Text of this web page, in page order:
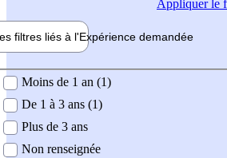
Appliquerle
filtres liés à l'Expérience demandée
demandée
Moins de 1 an (1)
De 1 à 3 ans (1)
Plus de 3 ans
Non renseignée